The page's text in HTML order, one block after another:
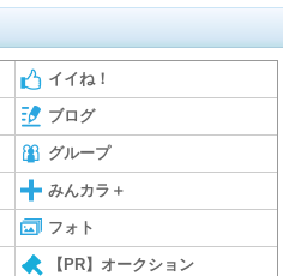
イイね！
ブログ
グループ
みんカラ＋
フォト
【PR】オークション